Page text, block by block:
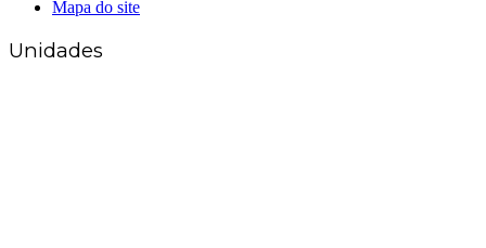
Mapa do site
Unidades